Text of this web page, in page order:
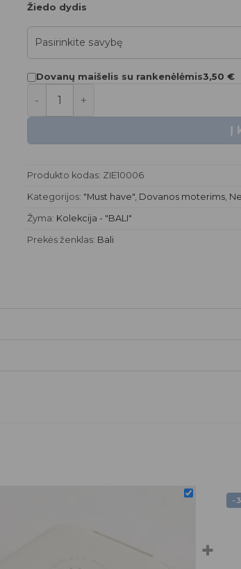
Papuošalas atsparus vandeniui.
*Jeigu jūsų užsakymas užsakytas
užtrukti iki 3 savaičių!
Žiedo dydis
Dovanų maišelis su rankenėlėmis3,50€
Į
Produkto kodas: ZIE10006
Kategorijos: "Must have", Dovanos moterims,
Žyma: Kolekcija - "BALI"
Prekės ženklas: Bali
+
-